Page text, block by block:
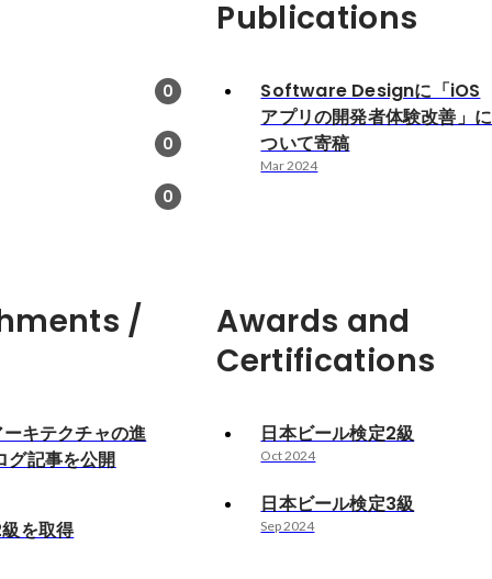
0
0
0
Publications
Software Designに「iOS
アプリの開発者体験改善」に
ついて寄稿
Mar 2024
/
キテクチャの進
グ記事を公開
を取得
Awards and
Certifications
日本ビール検定2級
Oct 2024
日本ビール検定3級
Sep 2024